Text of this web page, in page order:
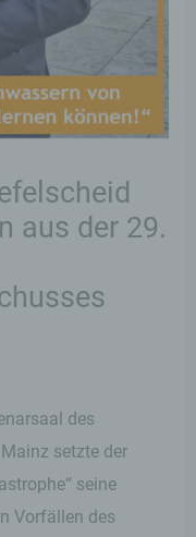
aus der 29.
des
setzte der
seine
Vorfällen des